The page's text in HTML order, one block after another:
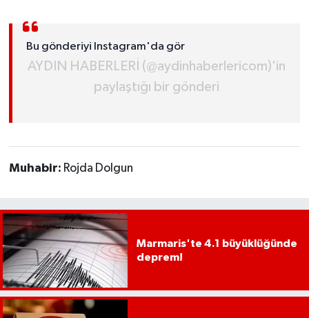
Bu gönderiyi Instagram'da gör
AYDIN HABERLERİ (@aydinhaberlericom)'in
paylaştığı bir gönderi
Muhabir: Rojda Dolgun
Marmaris'te 4.1 büyüklüğünde
deprem!
YURT